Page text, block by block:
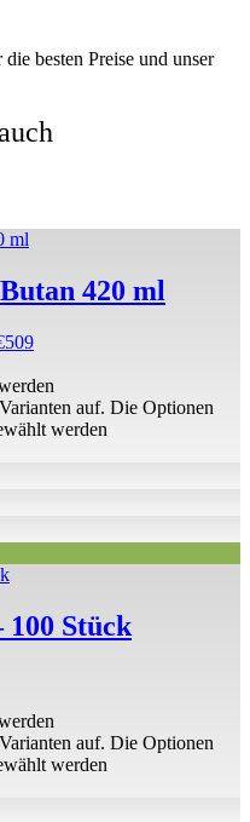
besten Preise und unser
420 ml
auf. Die Optionen
werden
Stück
auf. Die Optionen
werden